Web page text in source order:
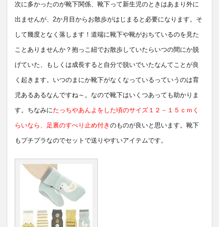
次に多かったのが靴下関係、靴下って新生児のときはあまり外に
出ませんが、 2か月目からお散歩がはじまると必要になります。そ
して幾度となく落します！道端に靴下や靴がおちているのを見た
ことありませんか？抱っこ紐でお散歩していたらいつの間にか脱
げていた、もしくは成長すると自分で脱いでいたなんてことが良
く起きます。いつのまにか靴下がなくなっているっていうのは育
児あるあるなんですね～。なので靴下はいくつあっても助かりま
す。ちなみにたっちやあんよをした頃のサイズ１２－１５ｃｍく
らいなら、足裏のすべり止め付き のものが良いと思います。靴下
もプチプラなのでセットで送りやすいアイテムです。